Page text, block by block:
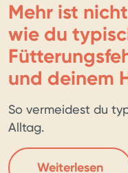
Mehr ist
wie du
und deinem
So vermeidest du
Alltag.
Weiterlesen